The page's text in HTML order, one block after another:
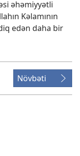
əhəmiyyətli
Kəlamının
edən daha bir
Növbəti